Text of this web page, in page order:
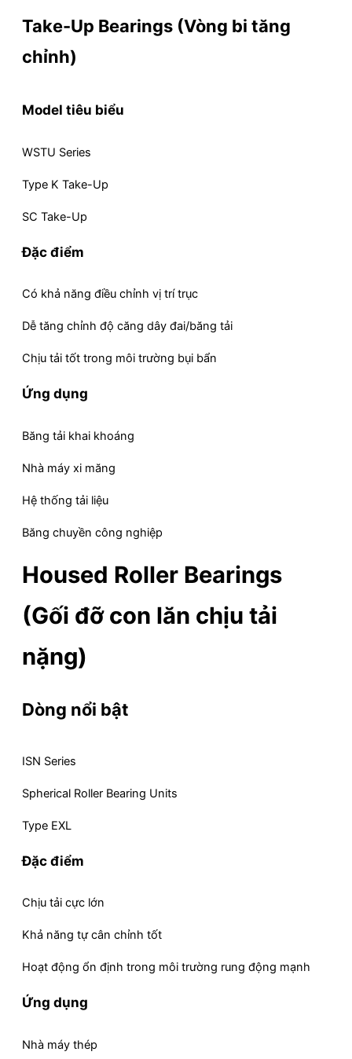
Take-Up Bearings (Vòng bi tăng
chỉnh)
Model tiêu biểu
WSTU Series
Type K Take-Up
SC Take-Up
Đặc điểm
Có khả năng điều chỉnh vị trí trục
Dễ tăng chỉnh độ căng dây đai/băng tải
Chịu tải tốt trong môi trường bụi bẩn
Ứng dụng
Băng tải khai khoáng
Nhà máy xi măng
Hệ thống tải liệu
Băng chuyền công nghiệp
Housed Roller Bearings
(Gối đỡ con lăn chịu tải
nặng)
Dòng nổi bật
ISN Series
Spherical Roller Bearing Units
Type EXL
Đặc điểm
Chịu tải cực lớn
Khả năng tự cân chỉnh tốt
Hoạt động ổn định trong môi trường rung động mạnh
Ứng dụng
Nhà máy thép